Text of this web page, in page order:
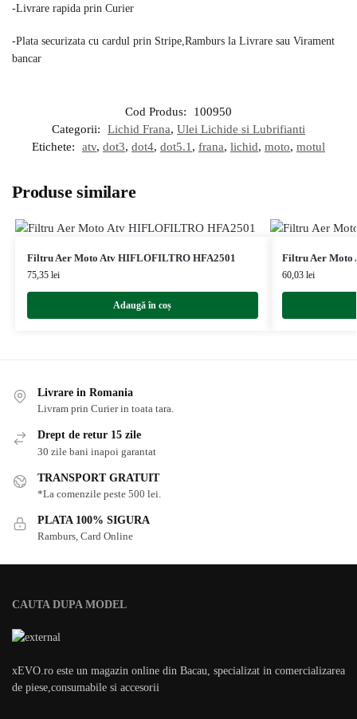
-Livrare rapida prin Curier
-Plata securizata cu cardul prin Stripe,Ramburs la Livrare sau Virament
bancar
Cod Produs:
100950
Categorii:
Lichid Frana, Ulei Lichide si Lubrifianti
Etichete:
atv, dot3, dot4, dot5.1 , frana, lichid, moto, motul
Produse similare
Filtru Aer Moto Atv HIFLOFILTRO HFA2501
75,35 lei
Adaugă în coș
Filtru Aer Moto
60,03 lei
Livrare in Romania
Livram prin Curier in toata tara.
Drept de retur 15 zile
30 zile bani inapoi garantat
TRANSPORT GRATUIT
*La comenzile peste 500 lei.
PLATA 100% SIGURA
Ramburs, Card Online
CAUTA DUPA MODEL
xEVO.ro este un magazin online din Bacau, specializat in comercializarea
de piese,consumabile si accesorii